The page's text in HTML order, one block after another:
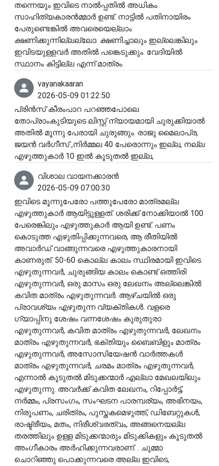
തന്നെയും ഇവിടെ നാൽപ്പതിൽ അധികം
സാഹിത്യകാരൻമ്മാർ ഉണ്ട്. നാട്ടിൽ പതിനായിരം
പേരുണ്ടെങ്കിൽ അവരെയെല്ലാം
ക്ഷണിക്കുന്നില്ലല്ലോ. ക്ഷണിച്ചാലും ഇല്ലെങ്കിലും
ഇവിടയുള്ളവർ അതിൽ പങ്കെടുക്കും. വേദിയിൽ
സ്ഥാനം കിട്ടില്ല എന്ന് മാത്രം.
vayanakaaran
2026-05-09 01:22:50
പ്രിൻസ് കീരംപാറ പറഞ്ഞപോലെ
തോപ്രാംകുടിയുടെ ലിസ്റ്റ് ന്യായമായി ചുരുക്കിയാൽ
അതിൽ മൂന്നു പേരായി ചുരുങ്ങും. രാജു മൈലാപ്ര,
ജയൻ വർഗീസ് ,നിർമ്മല 40 പേരൊന്നും ഇല്ല, നല്ല
എഴുത്തുകാർ 10 ഇൽ കൂടുതൽ ഇല്ല,
വിശാല വായനക്കാരൻ
2026-05-09 07:00:30
ഇവിടെ മൂന്നുപേരോ പത്തുപേരോ മാത്രമല്ല
എഴുത്തുകാർ ആയിട്ടുള്ളത്. ശരിക്ക് നോക്കിയാൽ 100
പേരെങ്കിലും എഴുത്തുകാർ ആയി ഉണ്ട്. പണം
കൊടുത്ത എഴുതിപ്പിക്കുന്നവരെ, ആ രീതിയിൽ
അവാർഡ് വാങ്ങുന്നവരെ എഴുത്തുകാരനായി
കാണരുത്. 50-60 കൊല്ല കാലം സ്ഥിരമായി ഇവിടെ
എഴുതുന്നവർ, ചുരുങ്ങിയ കാലം കൊണ്ട് ഒത്തിരി
എഴുതുന്നവർ, ഒരു മാസം ഒരു ലേഖനം അല്ലെങ്കിൽ
കവിത മാത്രം എഴുതുന്നവർ. ആഴ്ചയിൽ ഒരു
പ്രാവശ്യം എഴുതുന്ന വ്യക്തികൾ. വളരെ
ഗ്യാപ്പിനു ശേഷം വന്നശേഷം കുരുതുരാ
എഴുതുന്നവർ, കവിത മാത്രം എഴുതുന്നവർ, ലേഖനം
മാത്രം എഴുതുന്നവർ, ഭക്തിയും ബൈബിളും മാത്രം
എഴുതുന്നവർ, അസോസിയേഷൻ വാർത്തകൾ
മാത്രം എഴുതുന്നവർ, ചരമം മാത്രം എഴുതുന്നവർ,
എന്നാൽ കൂടുതൽ മിടുക്കന്മാർ എല്ലാ മേഖലയിലും
എഴുതുന്നു. അവർക്ക് കവിത ലേഖനം, റിപ്പോർട്ട്,
നർമ്മം, പ്രസംഗം, സംഘടന പാരമ്പര്യം, അഭിനയം,
നിരൂപണം, ചരിത്രം, പുസ്തകമെഴുത്ത്, ഡിബേറ്റുകൾ,
രാഷ്ട്രീയം, മതം, നിരീശ്വരത്വം, അങ്ങനെയല്ല
തരത്തിലും ഉള്ള മിടുക്കന്മാരും മിടുക്കികളും കൂടുതൽ
അംഗീകാരം അർഹിക്കുന്നവരാണ്. . ചുമ്മാ
ചൊറിഞ്ഞു പൊക്കുന്നവരെ അല്ല ഇവിടെ,